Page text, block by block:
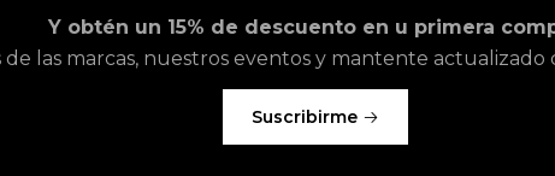
Y obtén un 15% de descuento en u primera
las marcas, nuestros eventos y mantente
Suscribirme